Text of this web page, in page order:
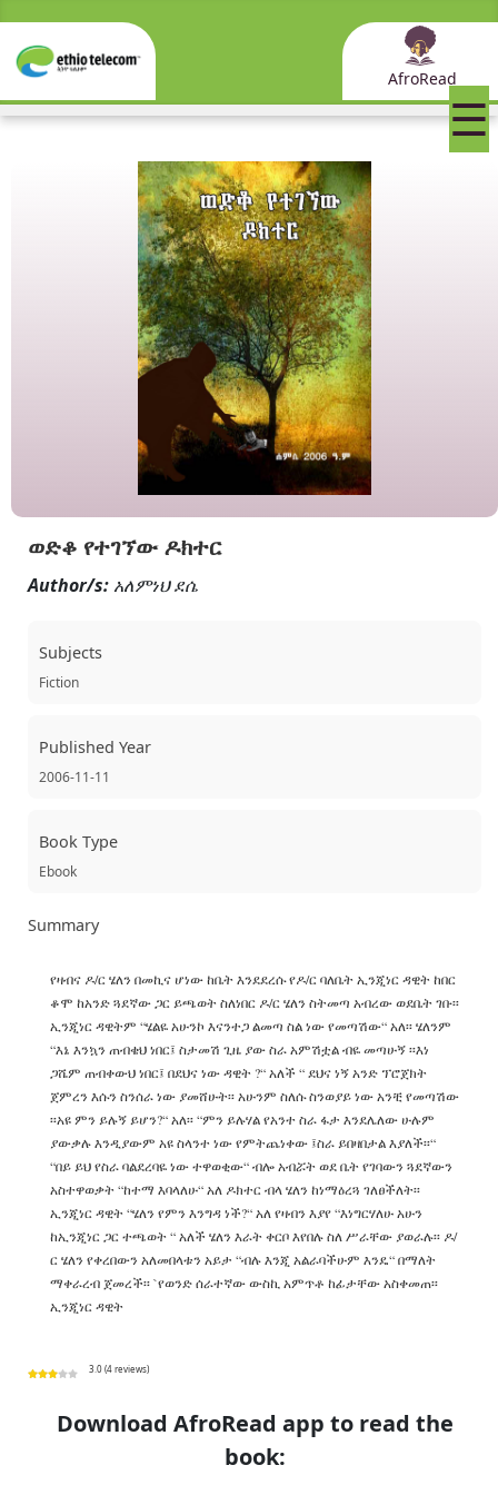
AfroRead
☰
ወድቆ የተገኘው ዶክተር
Author/s: አለምነህ ደሴ
Subjects
Fiction
Published Year
2006-11-11
Book Type
Ebook
Summary
የዛብና ዶ/ር ሄለን በመኪና ሆነው ከቤት እንደደረሱ የዶ/ር ባለቤት ኢንጂነር ዳዊት ከበር
ቆሞ ከአንድ ጓደኛው ጋር ይጫወት ስለነበር ዶ/ር ሄለን ስትመጣ አብረው ወደቤት ገቡ፡፡
ኢንጂነር ዳዊትም “ሄልዬ አሁንኮ እናንተጋ ልመጣ ስል ነው የመጣሽው“ አለ፡፡ ሄለንም
“እኔ እንኳን ጠብቄህ ነበር፤ ስታመሽ ጊዜ ያው ስራ አምሽቷል ብዬ መጣሁኝ ፡፡እነ
ጋሼም ጠብቀውህ ነበር፤ በደህና ነው ዳዊት ?“ አለች “ ደህና ነኝ አንድ ፕሮጀክት
ጀምረን እሱን ስንሰራ ነው ያመሸሁት፡፡ አሁንም ስለሱ ስንወያይ ነው አንቺ የመጣሽው
፡፡አዩ ምን ይሉኝ ይሆን?“ አለ፡፡ “ምን ይሉሃል የአንተ ስራ ፋታ እንደሌለው ሁሉም
ያውቃሉ እንዲያውም አዩ ስላንተ ነው የምትጨነቀው ፤ስራ ይበዛበታል እያለች፡፡“
“በይ ይህ የስራ ባልደረባዬ ነው ተዋወቂው“ ብሎ አብሯት ወደ ቤት የገባውን ጓደኛውን
አስተዋወቃት “ከተማ እባላለሁ“ አለ ዶክተር ብላ ሄለን ከነማዕረጓ ገለፀችለት፡፡
ኢንጂነር ዳዊት “ሄለን የምን እንግዳ ነች?“ አለ የዛብን እያየ “እነግርሃለሁ አሁን
ከኢንጂነር ጋር ተጫወት “ አለች ሄለን እራት ቀርቦ እየበሉ ስለ ሥራቸው ያወራሉ፡፡ ዶ/
ር ሄለን የቀረበውን አለመበላቱን አይታ “ብሉ እንጂ አልራባችሁም እንዴ“ በማለት
ማቀራረብ ጀመረች፡፡ `የወንድ ሰራተኛው ውስኪ አምጥቶ ከፊታቸው አስቀመጠ፡፡
ኢንጂነር ዳዊት
3.0 (4 reviews)
Download AfroRead app to read the
book: